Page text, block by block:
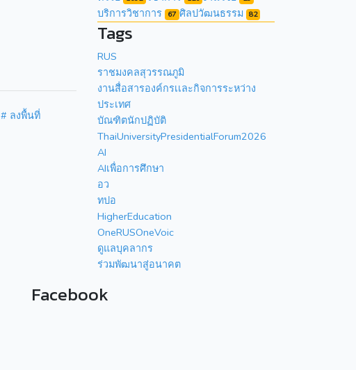
# ลงพื้นที่
บริการวิชาการ 67 ศิลปวัฒนธรรม 82
Tags
RUS
ราชมงคลสุวรรณภูมิ
งานสื่อสารองค์กรเเละกิจการระหว่าง
ประเทศ
บัณฑิตนักปฏิบัติ
ThaiUniversityPresidentialForum2026
AI
AIเพื่อการศึกษา
อว
ทปอ
HigherEducation
OneRUSOneVoic
ดูแลบุคลากร
ร่วมพัฒนาสู่อนาคต
Facebook